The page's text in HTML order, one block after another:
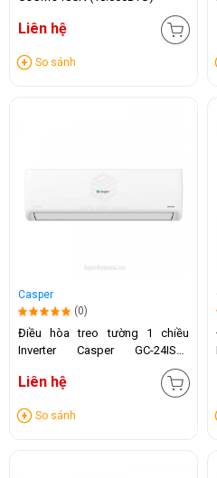
Liên hệ
So sánh
Casper
(0)
Điều hòa treo tường 1 chiều
Inverter Casper GC-24IS32
Liên hệ
So sánh